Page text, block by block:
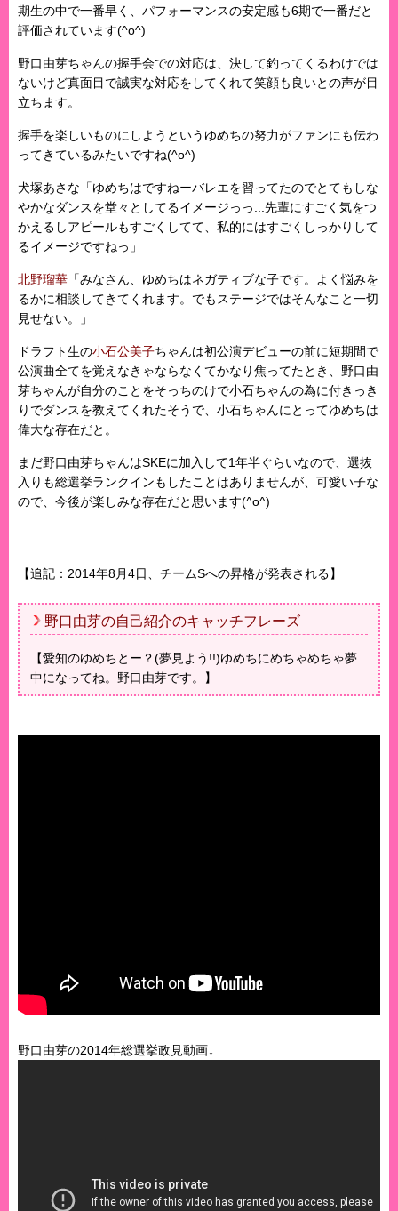
期生の中で一番早く、パフォーマンスの安定感も6期で一番だと
評価されています(^o^)
野口由芽ちゃんの握手会での対応は、決して釣ってくるわけでは
ないけど真面目で誠実な対応をしてくれて笑顔も良いとの声が目
立ちます。
握手を楽しいものにしようというゆめちの努力がファンにも伝わ
ってきているみたいですね(^o^)
犬塚あさな「ゆめちはですねーバレエを習ってたのでとてもしな
やかなダンスを堂々としてるイメージっっ...先輩にすごく気をつ
かえるしアピールもすごくしてて、私的にはすごくしっかりして
るイメージですねっ」
北野瑠華 「みなさん、ゆめちはネガティブな子です。よく悩みを
るかに相談してきてくれます。でもステージではそんなこと一切
見せない。」
ドラフト生の小石公美子ちゃんは初公演デビューの前に短期間で
公演曲全てを覚えなきゃならなくてかなり焦ってたとき、野口由
芽ちゃんが自分のことをそっちのけで小石ちゃんの為に付きっき
りでダンスを教えてくれたそうで、小石ちゃんにとってゆめちは
偉大な存在だと。
まだ野口由芽ちゃんはSKEに加入して1年半ぐらいなので、選抜
入りも総選挙ランクインもしたことはありませんが、可愛い子な
ので、今後が楽しみな存在だと思います(^o^)
【追記：2014年8月4日、チームSへの昇格が発表される】
野口由芽の自己紹介のキャッチフレーズ
【愛知のゆめちとー？(夢見よう!!)ゆめちにめちゃめちゃ夢
中になってね。野口由芽です。】
野口由芽の2014年総選挙政見動画↓